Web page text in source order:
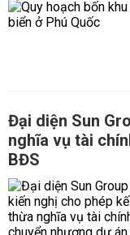
Đại diện Sun
nghĩa vụ tài
BĐS